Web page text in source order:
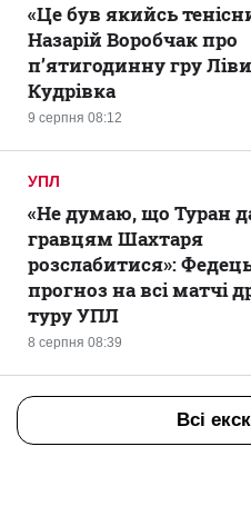
9 серпня 08:12
«Це був якийсь
Назарій Воробчак про
п’ятигодинну гру
Кудрівка
УПЛ
8 серпня 08:39
«Не думаю, що Туран
гравцям Шахтаря
розслабитися»:
прогноз на всі матчі
туру УПЛ
Всі